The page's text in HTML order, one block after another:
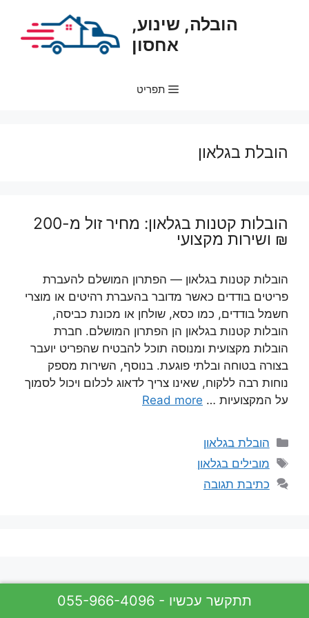
הובלה, שינוע,
אחסון
תפריט
הובלת בגלאון
הובלות קטנות בגלאון: מחיר זול מ-200
₪ ושירות מקצועי
הובלות קטנות בגלאון — הפתרון המושלם להעברת
פריטים בודדים כאשר מדובר בהעברת רהיטים או מוצרי
חשמל בודדים, כמו כסא, שולחן או מכונת כביסה,
הובלות קטנות בגלאון הן הפתרון המושלם. חברת
הובלות מקצועית ומנוסה תוכל להבטיח שהפריט יועבר
בצורה בטוחה ובלתי פוגעת. בנוסף, השירות מספק
נוחות רבה ללקוח, שאינו צריך לדאוג לכלום ויכול לסמוך
על המקצועיות … Read more
קטגוריות
הובלת בגלאון
תגיות
מובילים בגלאון
כתיבת תגובה
055-966-4096 - תתקשר עכשיו